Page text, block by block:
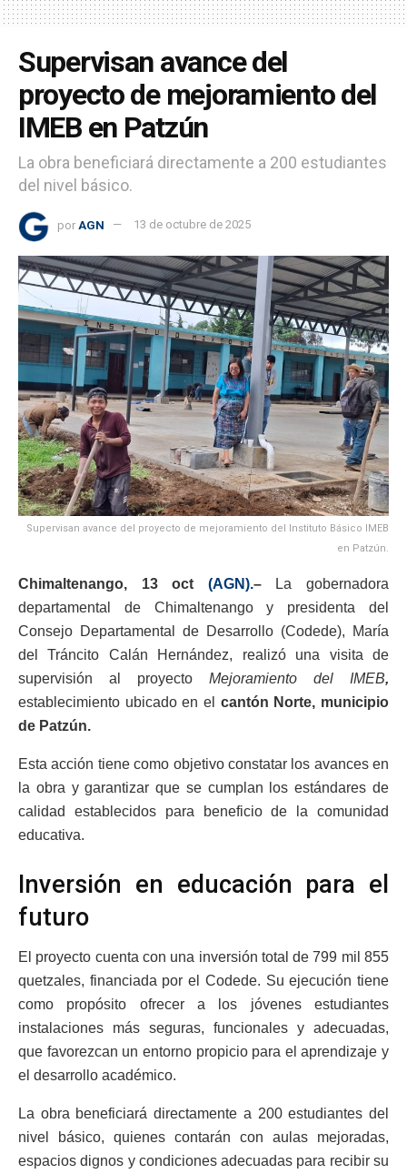
Supervisan avance del
proyecto de mejoramiento del
IMEB en Patzún
La obra beneficiará directamente a 200 estudiantes
del nivel básico.
por AGN 13 de octubre de 2025
Supervisan avance del proyecto de mejoramiento del Instituto Básico IMEB
en Patzún.
Chimaltenango, 13 oct (AGN).–La gobernadora
departamental de Chimaltenango y presidenta del
Consejo Departamental de Desarrollo (Codede), María
del Tráncito Calán Hernández, realizó una visita de
supervisión al proyecto Mejoramiento del IMEB,
establecimiento ubicado en el cantón Norte, municipio
de Patzún.
Esta acción tiene como objetivo constatar los avances en
la obra y garantizar que se cumplan los estándares de
calidad establecidos para beneficio de la comunidad
educativa.
Inversión en educación para el
futuro
El proyecto cuenta con una inversión total de 799 mil 855
quetzales, financiada por el Codede. Su ejecución tiene
como propósito ofrecer a los jóvenes estudiantes
instalaciones más seguras, funcionales y adecuadas,
que favorezcan un entorno propicio para el aprendizaje y
el desarrollo académico.
La obra beneficiará directamente a 200 estudiantes del
nivel básico, quienes contarán con aulas mejoradas,
espacios dignos y condiciones adecuadas para recibir su